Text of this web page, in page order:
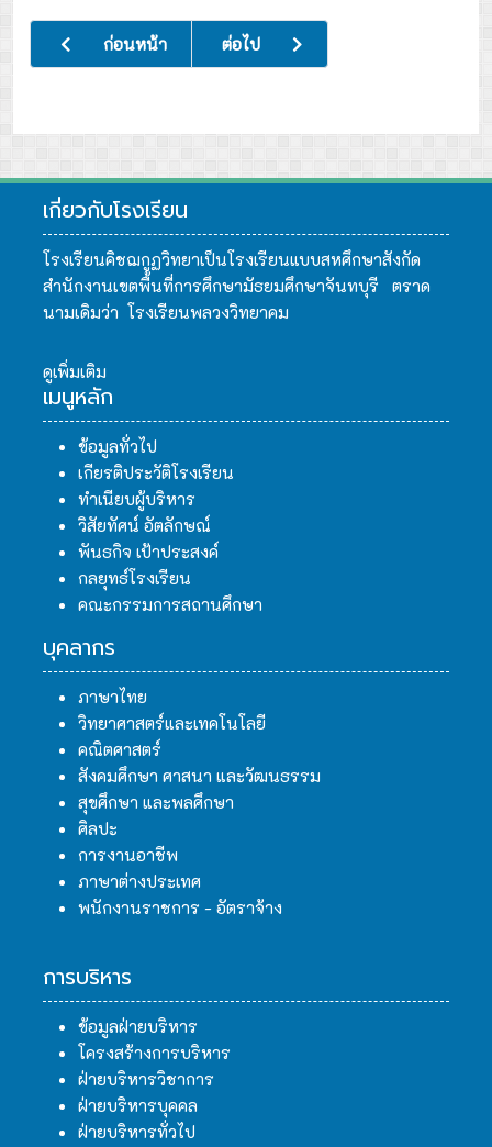
เนื้อหาก่อนหน้า: กิจกรรมเนื่องในวันงดสูบบุหรี่โลก 31 พฤษภาค
ก่อนหน้า เนื้อหาถัดไป: กิจกรรมวิชาการบ้านเขียวค
ต่อไป
เกี่ยวกับโรงเรียน
โรงเรียนคิชฌกูฏวิทยาเป็นโรงเรียนแบบสหศึกษาสังกัด
สำนักงานเขตพื้นที่การศึกษามัธยมศึกษาจันทบุรี ตราด
นามเดิมว่า โรงเรียนพลวงวิทยาคม
ดูเพิ่มเติม
เมนูหลัก
ข้อมูลทั่วไป
เกียรติประวัติโรงเรียน
ทำเนียบผู้บริหาร
วิสัยทัศน์ อัตลักษณ์
พันธกิจ เป้าประสงค์
กลยุทธ์โรงเรียน
คณะกรรมการสถานศึกษา
บุคลากร
ภาษาไทย
วิทยาศาสตร์และเทคโนโลยี
คณิตศาสตร์
สังคมศึกษา ศาสนา และวัฒนธรรม
สุขศึกษา และพลศึกษา
ศิลปะ
การงานอาชีพ
ภาษาต่างประเทศ
พนักงานราชการ - อัตราจ้าง
การบริหาร
ข้อมูลฝ่ายบริหาร
โครงสร้างการบริหาร
ฝ่ายบริหารวิชาการ
ฝ่ายบริหารบุคคล
ฝ่ายบริหารทั่วไป